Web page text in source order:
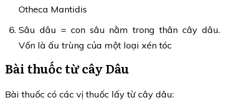
Otheca Mantidis
Sâu dâu = con sâu nằm trong thân cây dâu.
Vốn là ấu trùng của một loại xén tóc
Bài thuốc từ cây Dâu
Bài thuốc có các vị thuốc lấy từ cây dâu: